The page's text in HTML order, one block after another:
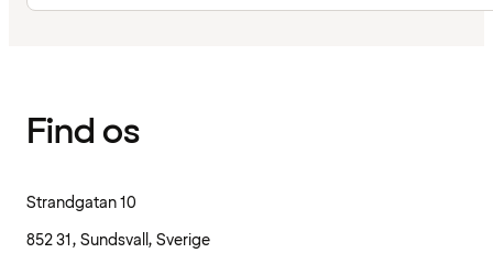
Find os
Strandgatan 10
852 31, Sundsvall, Sverige